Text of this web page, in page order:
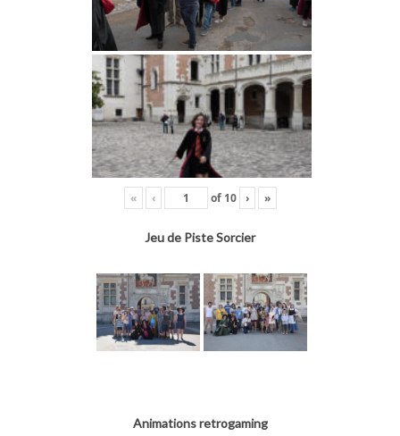
« ‹ of 10 › »
Jeu de Piste Sorcier
Animations retrogaming